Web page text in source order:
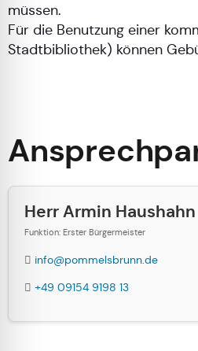
müssen.
Für die Benutzung einer
Stadtbibliothek) können
Herr Armin Haushahn
Funktion: Erster Bürgermeister
info@pommelsbrunn.de
+49 09154 9198 13